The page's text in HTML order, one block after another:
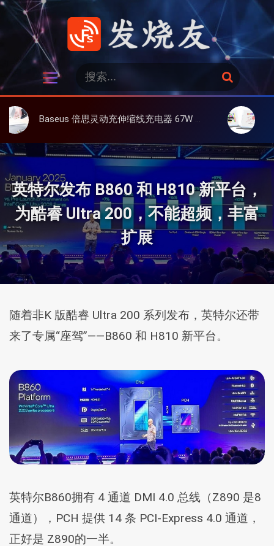
跳
发烧友
：
搜
索
倍思灵动充伸缩线充电器 67W 3C，超耐用可伸缩线、氮化镓、3C多设备同时充 大上 Paperlike
英特尔发布 B860 和 H810 新平台，
为酷睿 Ultra 200，不能超频，丰富
扩展
随着非K 版酷睿 Ultra 200 系列发布，英特尔还带
来了专属“座驾”——B860 和 H810 新平台。
英特尔B860拥有 4 通道 DMI 4.0 总线（Z890 是8
通道），PCH 提供 14 条 PCI-Express 4.0 通道，
正好是 Z890的一半。